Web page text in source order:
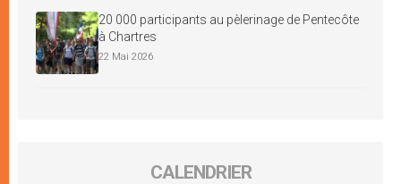
20 000 participants au pèlerinage de Pentecôte
à Chartres
22 Mai 2026
CALENDRIER